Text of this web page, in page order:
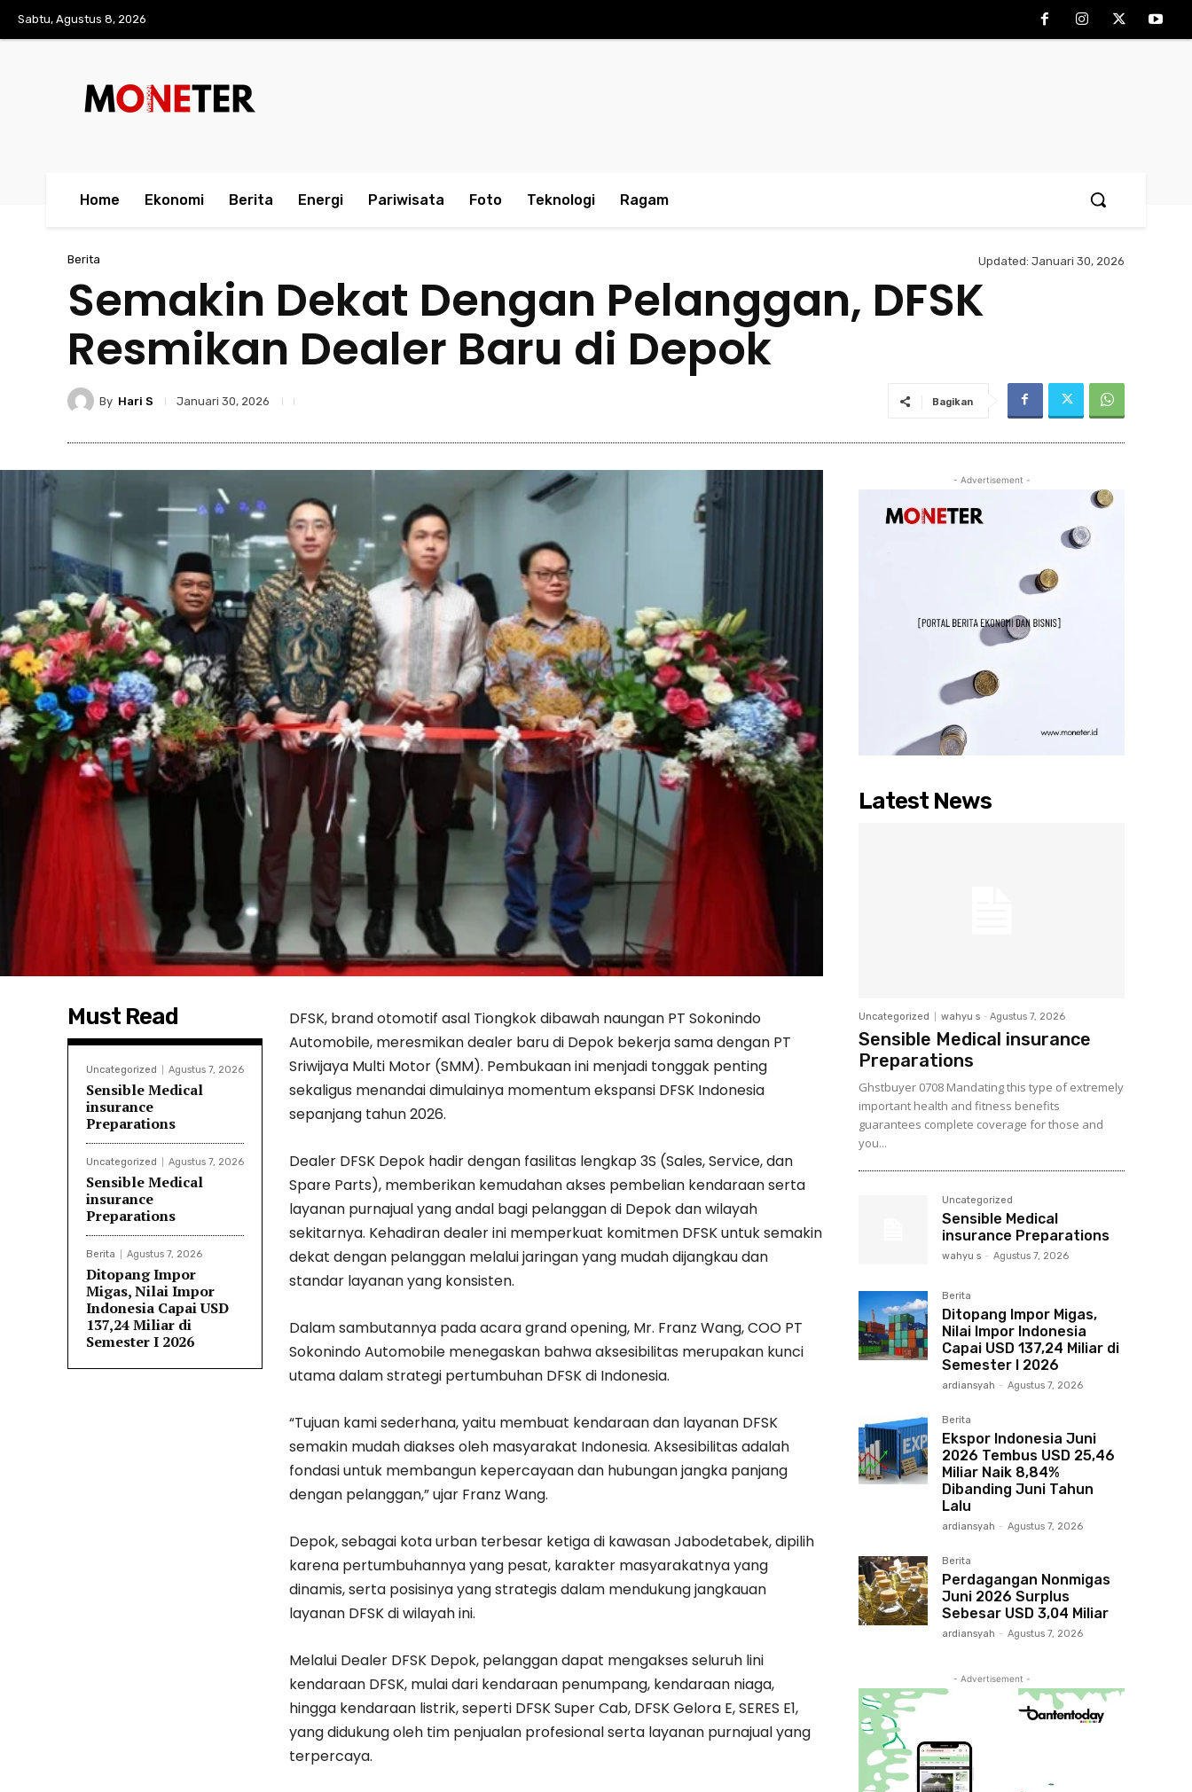
Sabtu, Agustus 8, 2026
Home Ekonomi Berita Energi Pariwisata Foto Teknologi Ragam
Berita Updated: Januari 30, 2026
Semakin Dekat Dengan Pelanggan, DFSK
Resmikan Dealer Baru di Depok
By Hari S Januari 30, 2026 Bagikan
Must Read
Uncategorized Agustus 7, 2026
Sensible Medical
insurance
Preparations
Uncategorized Agustus 7, 2026
Sensible Medical
insurance
Preparations
Berita Agustus 7, 2026
Ditopang Impor
Migas, Nilai Impor
Indonesia Capai USD
137,24 Miliar di
Semester I 2026
DFSK, brand otomotif asal Tiongkok dibawah naungan PT Sokonindo
Automobile, meresmikan dealer baru di Depok bekerja sama dengan PT
Sriwijaya Multi Motor (SMM). Pembukaan ini menjadi tonggak penting
sekaligus menandai dimulainya momentum ekspansi DFSK Indonesia
sepanjang tahun 2026.
Dealer DFSK Depok hadir dengan fasilitas lengkap 3S (Sales, Service, dan
Spare Parts), memberikan kemudahan akses pembelian kendaraan serta
layanan purnajual yang andal bagi pelanggan di Depok dan wilayah
sekitarnya. Kehadiran dealer ini memperkuat komitmen DFSK untuk semakin
dekat dengan pelanggan melalui jaringan yang mudah dijangkau dan
standar layanan yang konsisten.
Dalam sambutannya pada acara grand opening, Mr. Franz Wang, COO PT
Sokonindo Automobile menegaskan bahwa aksesibilitas merupakan kunci
utama dalam strategi pertumbuhan DFSK di Indonesia.
“Tujuan kami sederhana, yaitu membuat kendaraan dan layanan DFSK
semakin mudah diakses oleh masyarakat Indonesia. Aksesibilitas adalah
fondasi untuk membangun kepercayaan dan hubungan jangka panjang
dengan pelanggan,” ujar Franz Wang.
Depok, sebagai kota urban terbesar ketiga di kawasan Jabodetabek, dipilih
karena pertumbuhannya yang pesat, karakter masyarakatnya yang
dinamis, serta posisinya yang strategis dalam mendukung jangkauan
layanan DFSK di wilayah ini.
Melalui Dealer DFSK Depok, pelanggan dapat mengakses seluruh lini
kendaraan DFSK, mulai dari kendaraan penumpang, kendaraan niaga,
hingga kendaraan listrik, seperti DFSK Super Cab, DFSK Gelora E, SERES E1,
yang didukung oleh tim penjualan profesional serta layanan purnajual yang
terpercaya.
- Advertisement -
Latest News
Uncategorized wahyu s - Agustus 7, 2026
Sensible Medical insurance
Preparations
Ghstbuyer 0708 Mandating this type of extremely
important health and fitness benefits
guarantees complete coverage for those and
you...
Uncategorized
Sensible Medical
insurance Preparations
wahyu s - Agustus 7, 2026
Berita
Ditopang Impor Migas,
Nilai Impor Indonesia
Capai USD 137,24 Miliar di
Semester I 2026
ardiansyah - Agustus 7, 2026
Berita
Ekspor Indonesia Juni
2026 Tembus USD 25,46
Miliar Naik 8,84%
Dibanding Juni Tahun
Lalu
ardiansyah - Agustus 7, 2026
Berita
Perdagangan Nonmigas
Juni 2026 Surplus
Sebesar USD 3,04 Miliar
ardiansyah - Agustus 7, 2026
- Advertisement -